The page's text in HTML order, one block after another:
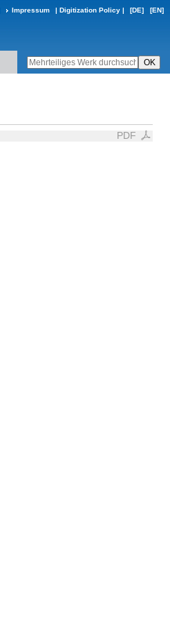
Impressum | Digitization Policy | [DE] [EN]
PDF